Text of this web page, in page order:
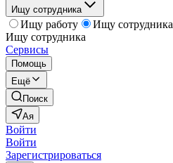
Ищу сотрудника
Ищу работу
Ищу сотрудника
Ищу сотрудника
Сервисы
Помощь
Ещё
Поиск
Ая
Войти
Войти
Зарегистрироваться